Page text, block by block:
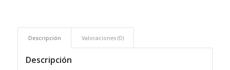
Descripción Valoraciones (0)
Descripción